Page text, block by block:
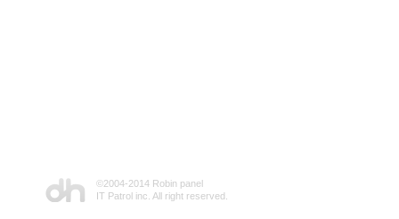
©2004-2014 Robin panel
IT Patrol inc. All right reserved.